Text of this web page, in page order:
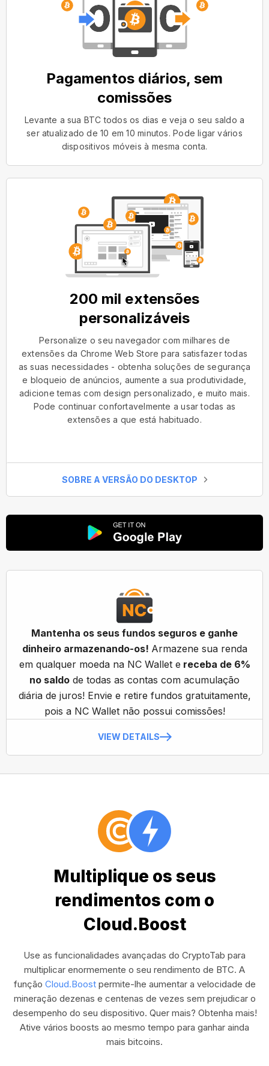
Pagamentos diários, sem
comissões
Levante a sua BTC todos os dias e veja o seu saldo a
ser atualizado de 10 em 10 minutos. Pode ligar vários
dispositivos móveis à mesma conta.
200 mil extensões
personalizáveis
Personalize o seu navegador com milhares de
extensões da Chrome Web Store para satisfazer todas
as suas necessidades - obtenha soluções de segurança
e bloqueio de anúncios, aumente a sua produtividade,
adicione temas com design personalizado, e muito mais.
Pode continuar confortavelmente a usar todas as
extensões a que está habituado.
SOBRE A VERSÃO DO DESKTOP
Mantenha os seus fundos seguros e ganhe
dinheiro armazenando-os! Armazene sua renda
em qualquer moeda na NC Wallet e receba de 6%
no saldo de todas as contas com acumulação
diária de juros! Envie e retire fundos gratuitamente,
pois a NC Wallet não possui comissões!
VIEW DETAILS
Multiplique os seus
rendimentos com o
Cloud.Boost
Use as funcionalidades avançadas do CryptoTab para
multiplicar enormemente o seu rendimento de BTC. A
função Cloud.Boostpermite-lhe aumentar a velocidade de
mineração dezenas e centenas de vezes sem prejudicar o
desempenho do seu dispositivo. Quer mais? Obtenha mais!
Ative vários boosts ao mesmo tempo para ganhar ainda
mais bitcoins.